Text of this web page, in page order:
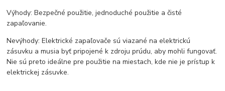
Výhody: Bezpečné použitie, jednoduché použitie a čisté
zapaľovanie.
Nevýhody: Elektrické zapaľovače sú viazané na elektrickú
zásuvku a musia byť pripojené k zdroju prúdu, aby mohli fungovať.
Nie sú preto ideálne pre použitie na miestach, kde nie je prístup k
elektrickej zásuvke.